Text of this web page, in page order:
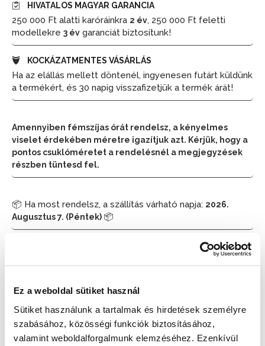
Ez a weboldal sütiket használ
Sütiket használunk a tartalmak és hirdetések személyre
szabásához, közösségi funkciók biztosításához,
valamint weboldalforgalmunk elemzéséhez. Ezenkívül
HIVATALOS MAGYAR GARANCIA
250 000 Ft alatti karóráinkra 2 év, 250 000 Ft feletti
modellekre 3 év garanciát biztosítunk!
KOCKÁZATMENTES VÁSÁRLÁS
Ha az elállás mellett döntenél, ingyenesen futárt küldünk
a termékért, és 30 napig visszafizetjük a termék árát!
Amennyiben fémszíjas órát rendelsz, a kényelmes
viselet érdekében méretre igazítjuk azt. Kérjük, hogy a
pontos csuklóméretet a rendelésnél a megjegyzések
részben tüntesd fel.
📦 Ha most rendelsz, a szállítás várható napja: 2026.
Augusztus 7. (Péntek) 📦
82 900 Ft
Az elmúlt 30 nap legjobb ára: 82 900 Ft